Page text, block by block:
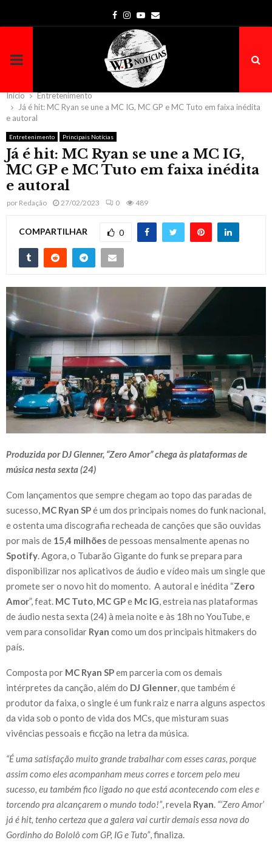
Facebook
Instagram
Youtube
Email
PRIMARY
MENU
Início
Entretenimento
Já é hit: MC Ryan se une a MC IG, MC GP e MC Tuto em faixa inédita
e autoral
Entretenimento Principais Notícias
Já é hit: MC Ryan se une a MC IG,
MC GP e MC Tuto em faixa inédita
e autoral
por Redação 27/02/2023 0 489
COMPARTILHAR 0
Produzida por DJ Glenner, “Zero Amor” chega às plataformas de
música nesta sexta (24)
Com lançamentos que sempre chegam ao topo das paradas de
sucesso, MC Ryan SPé um dos principais nomes do funk nacional,
e ostenta uma discografia recheada de canções que são ouvidas
por mais de 15,4 milhõesde pessoas mensalmente apenas no
Spotify. Agora, o Tubarão Gigante do funk se prepara para
disponibilizar nos aplicativos de áudio e vídeo mais um single que
promete ser o novo hit do momento. A autoral e inédita “Zero
Amor”, feat. MC Tuto, MC GPe Mc IG, estreia nas plataformas
de áudio nesta sexta (24) à meia noite e às 18h no YouTube, e
vem para consolidar Ryan como um dos principais hitmakers do
país.
Composta por MC Ryan SPem parceria com os demais
intérpretes da canção, além do DJ Glenner, que também é
produtor da faixa, o single é um funk raiz e narra alguns aspectos
da vida sob o ponto de vida dos MCs, que misturam suas
vivências pessoais e ficção na letra da música.
“É uma satisfação muito grande trabalhar com esses caras, porque
assim como eles acompanham meus corres e torcem pelo meu
sucesso, eu também fico ligado no que está acontecendo com eles e
torcendo pra alcançarem o mundo todo!”, revela Ryan. “‘Zero Amor’
já é hit, tenho certeza que a galera vai curtir demais essa nova do
Gordinho do Bololô com GP, IG e Tuto”, finaliza.